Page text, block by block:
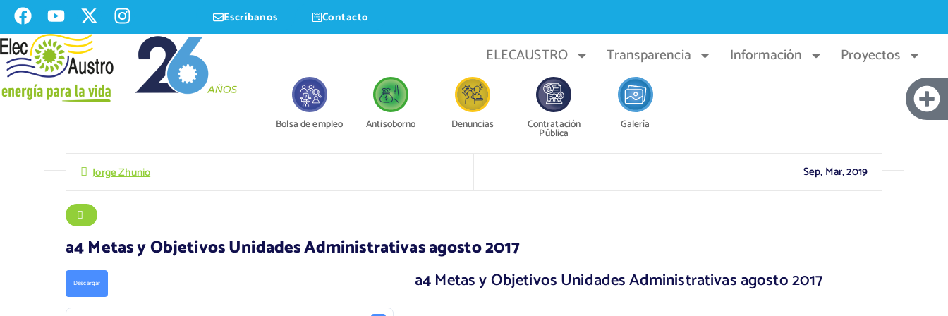
Escríbanos Contacto
ELECAUSTRO Transparencia Información Proyectos
Bolsa de empleo Antisoborno Denuncias Contratación
Pública
Galería
Jorge Zhunio Sep, Mar, 2019
a4 Metas y Objetivos Unidades Administrativas agosto 2017
Descargar a4 Metas y Objetivos Unidades Administrativas agosto 2017